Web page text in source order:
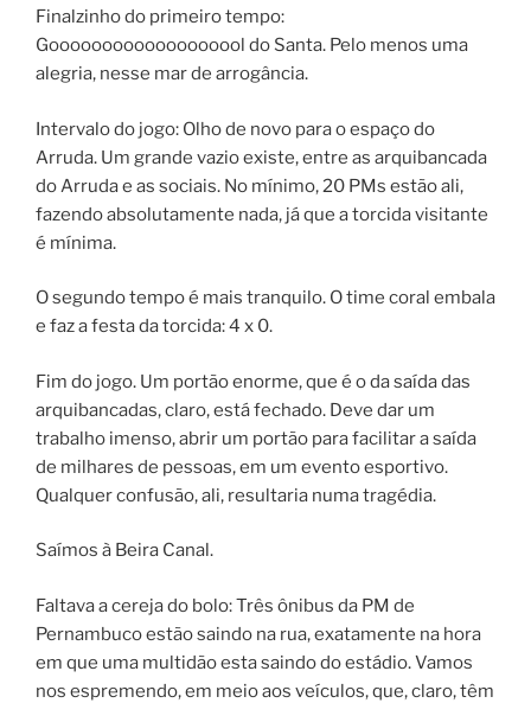
Finalzinho do primeiro tempo:
Gooooooooooooooooool do Santa. Pelo menos uma
alegria, nesse mar de arrogância.
Intervalo do jogo: Olho de novo para o espaço do
Arruda. Um grande vazio existe, entre as arquibancada
do Arruda e as sociais. No mínimo, 20 PMs estão ali,
fazendo absolutamente nada, já que a torcida visitante
é mínima.
O segundo tempo é mais tranquilo. O time coral embala
e faz a festa da torcida: 4 x 0.
Fim do jogo. Um portão enorme, que é o da saída das
arquibancadas, claro, está fechado. Deve dar um
trabalho imenso, abrir um portão para facilitar a saída
de milhares de pessoas, em um evento esportivo.
Qualquer confusão, ali, resultaria numa tragédia.
Saímos à Beira Canal.
Faltava a cereja do bolo: Três ônibus da PM de
Pernambuco estão saindo na rua, exatamente na hora
em que uma multidão esta saindo do estádio. Vamos
nos espremendo, em meio aos veículos, que, claro, têm